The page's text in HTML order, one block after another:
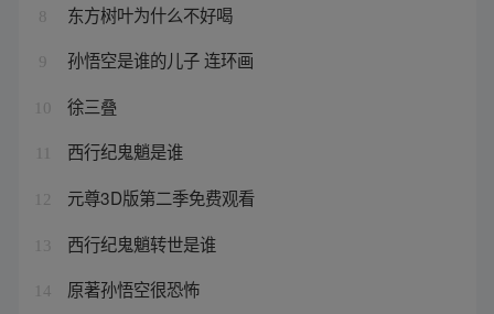
8 东方树叶为什么不好喝
9 孙悟空是谁的儿子 连环画
10 徐三叠
西行纪鬼魈是谁
12 元尊3D版第二季免费观看
13 西行纪鬼魈转世是谁
14 原著孙悟空很恐怖